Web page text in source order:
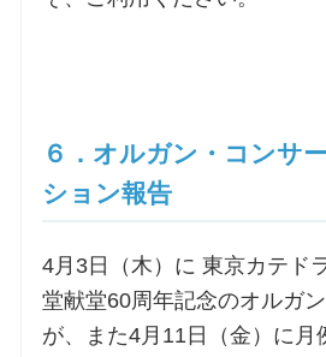
６．オルガン・コンサ
ション報告
4月3日（木）に 東京カテド
堂献堂60周年記念のオルガ
が、また4月11日（金）に月